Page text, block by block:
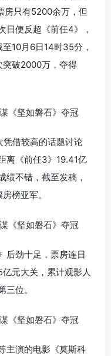
房只有5200余万，但
日便反超《前任4》，
10月6日14时35分，
突破2000万，夺得
借较高的话题讨论
离《前任3》19.41亿
绩不错，截至发稿，
榜亚军。
后劲十足， 票房连日
元大关，累计观影人
位。
主演的电影《莫斯科